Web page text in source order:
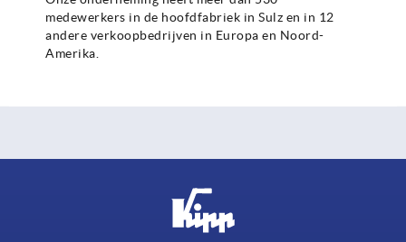
medewerkers in de hoofdfabriek in Sulz en in 12
andere verkoopbedrijven in Europa en Noord-
Amerika.